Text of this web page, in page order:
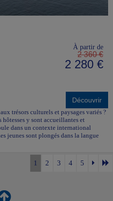
À partir de
2 360 €
2 280 €
Découvrir
trésors culturels et paysages variés ?
y sont accueillantes et
dans un contexte international
jeunes sont plongés dans la langue
1 2 3 4 5